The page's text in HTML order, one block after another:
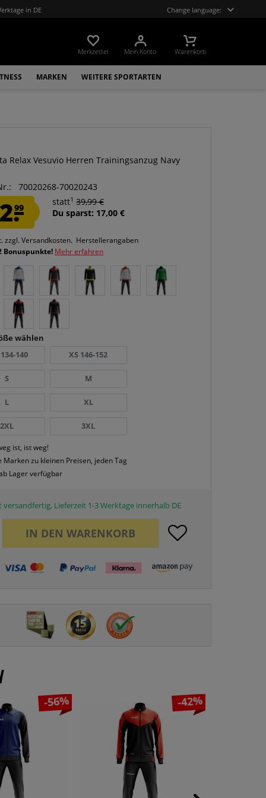
in DE Change language:
Merkzettel Mein Konto Warenkorb
MARKEN WEITERE SPORTARTEN
Relax Vesuvio Herren Trainingsanzug Navy
70020268-70020243
99
statt1 39,99 €
Du sparst: 17,00 €
zzgl. Versandkosten. Herstellerangaben
Bonuspunkte! Mehr erfahren
wählen
140
XS 146-152
S M
L XL
2XL 3XL
ist, ist weg!
Marken zu kleinen Preisen, jeden Tag
Lager verfügbar
versandfertig, Lieferzeit 1-3 Werktage innerhalb DE
IN DEN WARENKORB
-56% -42%